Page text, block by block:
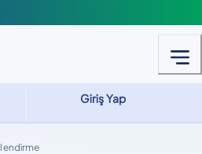
Giriş Yap